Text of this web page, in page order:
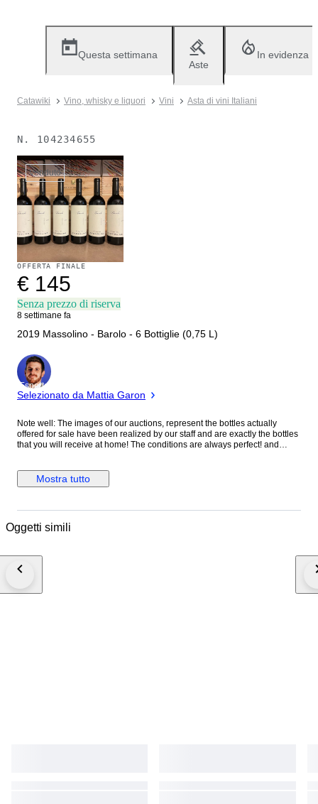
Questa settimana
Aste
In evidenza
Catawiki Vino, whisky e liquori Vini Asta di vini Italiani
N. 104234655
Venduto
OFFERTA FINALE
€ 145
Senza prezzo di riserva
8 settimane fa
2019 Massolino - Barolo - 6 Bottiglie (0,75 L)
Esperto
Selezionato da Mattia Garon
Note well: The images of our auctions, represent the bottles actually
offered for sale have been realized by our staff and are exactly the bottles
that you will receive at home! The conditions are always perfect! and
position and in the absence of light. All our sales are guaranteed, money
back guarantee! 5 STAR VINTAGE! **** 2019 **** LEGENGARY VINTAGE
following countries: Switzerland, Norway Labels, capsule and wine level
pictures is exactly the bottles you will receive at home. The wooden crates
Ups for all the EU-Country. It depends from the destination Country. I will
each Country. For countries with customs restrictions (USA, Canada, etc.),
Mostra tutto
Oggetti simili